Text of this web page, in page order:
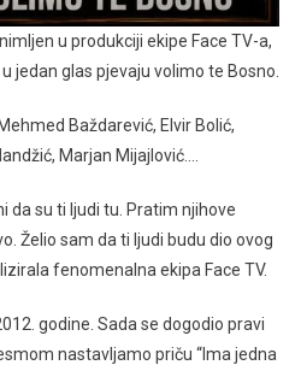
u produkciji ekipe Face TV-a,
jedan glas pjevaju volimo te Bosno.
Baždarević, Elvir Bolić,
Marjan Mijajlović….
da su ti ljudi tu. Pratim njihove
Želio sam da ti ljudi budu dio ovog
fenomenalna ekipa Face TV.
godine. Sada se dogodio pravi
nastavljamo priču “Ima jedna